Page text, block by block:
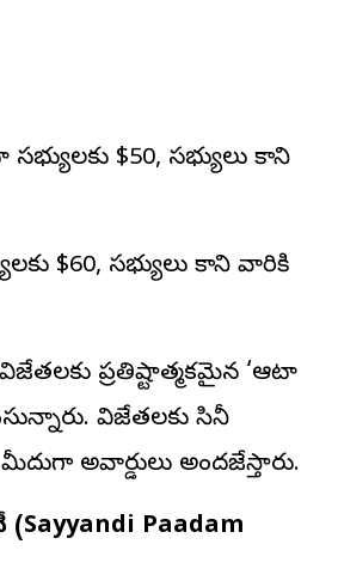
$50, సభ్యులు కాని
$60, సభ్యులు కాని వారికి
విజేతలకు ప్రతిష్టాత్మకమైన ‘ఆటా
విజేతలకు సినీ
అవార్డులు అందజేస్తారు.
Paadam